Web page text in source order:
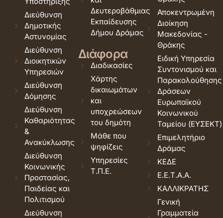
Διεύθυνση
Δημοτικής
Αστυνομίας
Διεύθυνση
Διοικητικών
Υπηρεσιών
Διεύθυνση
Δόμησης
Διεύθυνση
Καθαριότητας
&
Ανακύκλωσης
Διεύθυνση
Κοινωνικής
Προστασίας,
Παιδείας και
Πολιτισμού
Διεύθυνση
Δευτεροβάθμιας
Εκπαίδευσης
Δήμου Δράμας
Διάφορα
Διαδικασίες
Χάρτης
δικαιωμάτων
και
υποχρεώσεων
του δημότη
Μάθε που
ψηφίζεις
Υπηρεσίες
Τ.Π.Ε.
Αποκεντρωμένη
Διοίκηση
Μακεδονίας -
Θράκης
Ειδική Υπηρεσία
Συντονισμού και
Παρακολούθησης
Δράσεων
Ευρωπαϊκού
Κοινωνικού
Ταμείου (ΕΥΣΕΚΤ)
Επιμελητήριο
Δράμας
ΚΕΔΕ
Ε.Ε.Τ.Α.Α.
ΚΑΛΛΙΚΡΑΤΗΣ
Γενική
Γραμματεία